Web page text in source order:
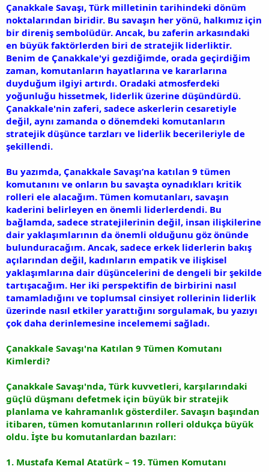
a
n
i
h
i
Çanakkale Savaşı, Türk milletinin tarihindeki dönüm
noktalarından biridir. Bu savaşın her yönü, halkımız için
bir direniş sembolüdür. Ancak, bu zaferin arkasındaki
en büyük faktörlerden biri de stratejik liderliktir.
Benim de Çanakkale'yi gezdiğimde, orada geçirdiğim
zaman, komutanların hayatlarına ve kararlarına
duyduğum ilgiyi artırdı. Oradaki atmosferdeki
yoğunluğu hissetmek, liderlik üzerine düşündürdü.
Çanakkale'nin zaferi, sadece askerlerin cesaretiyle
değil, aynı zamanda o dönemdeki komutanların
stratejik düşünce tarzları ve liderlik becerileriyle de
şekillendi.
Bu yazımda, Çanakkale Savaşı’na katılan 9 tümen
komutanını ve onların bu savaşta oynadıkları kritik
rolleri ele alacağım. Tümen komutanları, savaşın
kaderini belirleyen en önemli liderlerdendi. Bu
bağlamda, sadece stratejilerinin değil, insan ilişkilerine
dair yaklaşımlarının da önemli olduğunu göz önünde
bulunduracağım. Ancak, sadece erkek liderlerin bakış
açılarından değil, kadınların empatik ve ilişkisel
yaklaşımlarına dair düşüncelerini de dengeli bir şekilde
tartışacağım. Her iki perspektifin de birbirini nasıl
tamamladığını ve toplumsal cinsiyet rollerinin liderlik
üzerinde nasıl etkiler yarattığını sorgulamak, bu yazıyı
çok daha derinlemesine incelememi sağladı.
Çanakkale Savaşı'na Katılan 9 Tümen Komutanı
Kimlerdi?
Çanakkale Savaşı'nda, Türk kuvvetleri, karşılarındaki
güçlü düşmanı defetmek için büyük bir stratejik
planlama ve kahramanlık gösterdiler. Savaşın başından
itibaren, tümen komutanlarının rolleri oldukça büyük
oldu. İşte bu komutanlardan bazıları:
1. Mustafa Kemal Atatürk – 19. Tümen Komutanı